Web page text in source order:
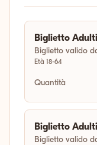
14:30
sab 19 set 2026
14:30
sab 26 set
Biglietto
Biglietto valido
Età 18-64
Quantità
Biglietto
Biglietto valido